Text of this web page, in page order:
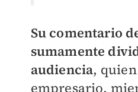
Su comentario
sumamente
audiencia,
empresario,